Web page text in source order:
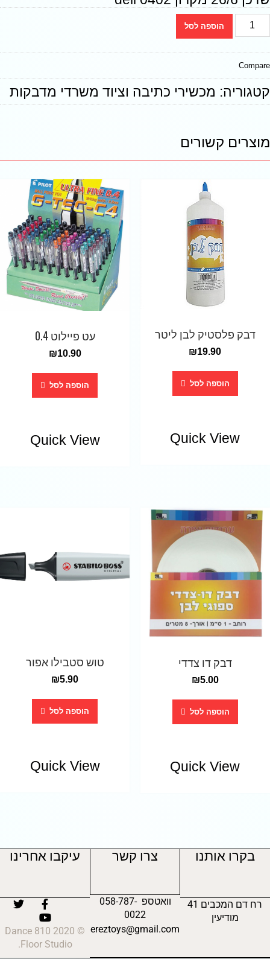
הוספה לסל
Compare
קטגוריה: מכשירי כתיבה וציוד משרדי מדבקות
מוצרים קשורים
דבק פלסטיק לבן ליטר
₪19.90
הוספה לסל
Quick View
עט פיילוט 0.4
₪10.90
הוספה לסל
Quick View
דבק דו צדדי
₪5.00
הוספה לסל
Quick View
טוש סטבילו אפור
₪5.90
הוספה לסל
Quick View
בקרו אותנו
רח דם המכבים 41
מודיעין
צרו קשר
וואטספ 058-787-
0022
ereztoys@gmail.com
עיקבו אחרינו
© 2020 810 Dance
Floor Studio.